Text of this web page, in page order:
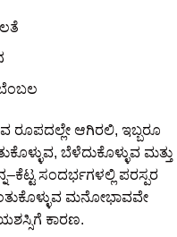
ರೂಪದಲ್ಲೇ ಆಗಿರಲಿ, ಇಬ್ಬರೂ
ಬೆಳೆದುಕೊಳ್ಳುವ ಮತ್ತು
ಸಂದರ್ಭಗಳಲ್ಲಿ ಪರಸ್ಪರ
ಮನೋಭಾವವೇ
ಕಾರಣ.